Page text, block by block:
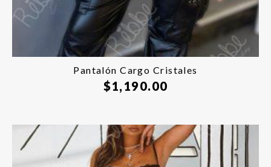
Pantalón Cargo Cristales
$1,190.00